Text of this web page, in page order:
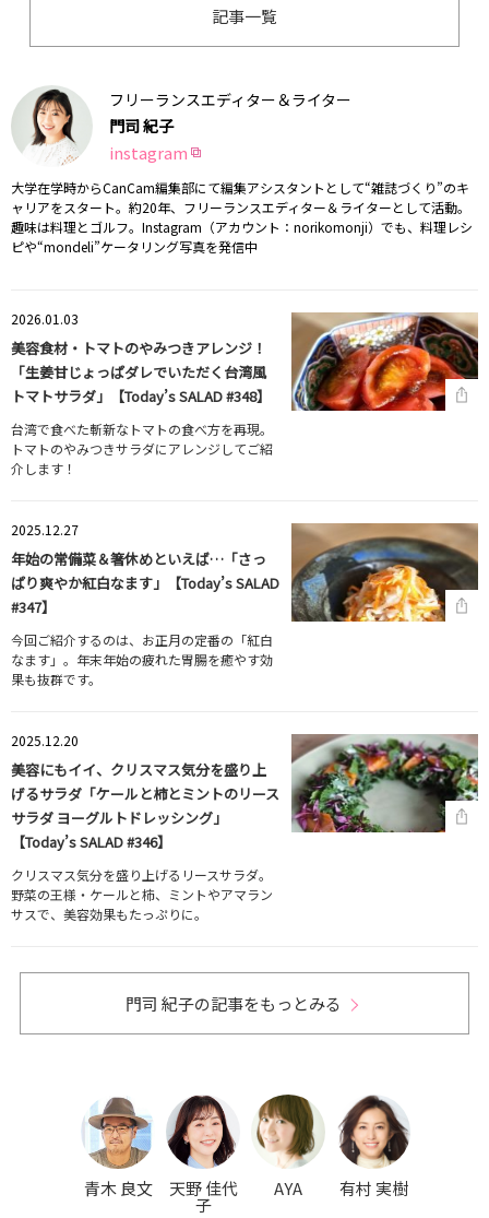
記事一覧
フリーランスエディター＆ライター
門司 紀子
instagram
大学在学時からCanCam編集部にて編集アシスタントとして“雑誌づくり”のキ
ャリアをスタート。約20年、フリーランスエディター＆ライターとして活動。
趣味は料理とゴルフ。Instagram（アカウント：norikomonji）でも、料理レシ
ピや“mondeli”ケータリング写真を発信中
2026.01.03
美容食材・トマトのやみつきアレンジ！
「生姜甘じょっぱダレでいただく台湾風
トマトサラダ」【Today’s SALAD #348】
台湾で食べた斬新なトマトの食べ方を再現。
トマトのやみつきサラダにアレンジしてご紹
介します！
2025.12.27
年始の常備菜＆箸休めといえば…「さっ
ぱり爽やか紅白なます」【Today’s SALAD
#347】
今回ご紹介するのは、お正月の定番の「紅白
なます」。年末年始の疲れた胃腸を癒やす効
果も抜群です。
2025.12.20
美容にもイイ、クリスマス気分を盛り上
げるサラダ「ケールと柿とミントのリース
サラダ ヨーグルトドレッシング」
【Today’s SALAD #346】
クリスマス気分を盛り上げるリースサラダ。
野菜の王様・ケールと柿、ミントやアマラン
サスで、美容効果もたっぷりに。
門司 紀子の記事をもっとみる
青木 良文 天野 佳代
子
AYA 有村 実樹